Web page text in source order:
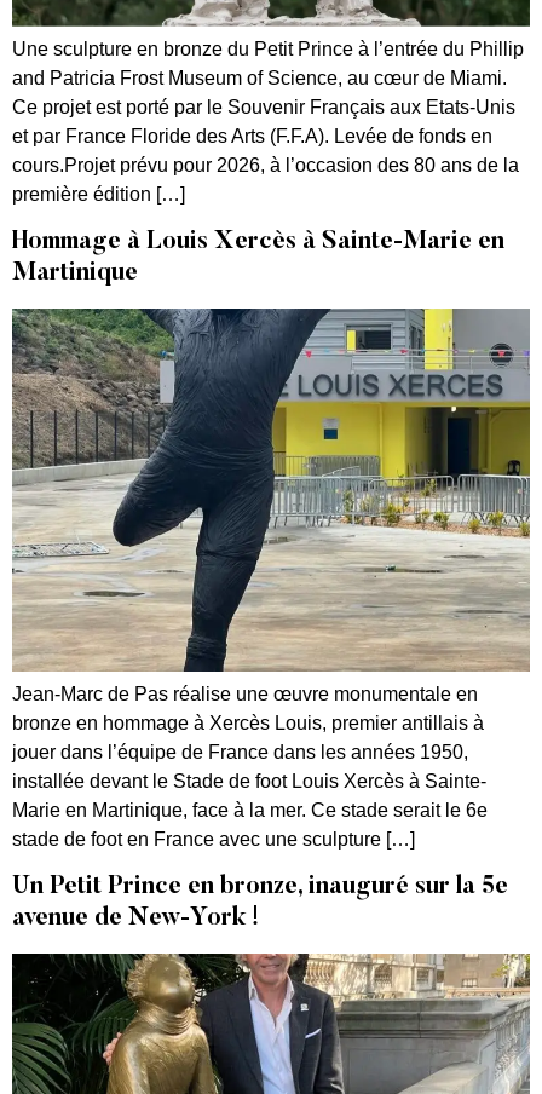
Une sculpture en bronze du Petit Prince à l’entrée du Phillip
and Patricia Frost Museum of Science, au cœur de Miami.
Ce projet est porté par le Souvenir Français aux Etats-Unis
et par France Floride des Arts (F.F.A). Levée de fonds en
cours.Projet prévu pour 2026, à l’occasion des 80 ans de la
première édition […]
Hommage à Louis Xercès à Sainte-Marie en
Martinique
Jean-Marc de Pas réalise une œuvre monumentale en
bronze en hommage à Xercès Louis, premier antillais à
jouer dans l’équipe de France dans les années 1950,
installée devant le Stade de foot Louis Xercès à Sainte-
Marie en Martinique, face à la mer. Ce stade serait le 6e
stade de foot en France avec une sculpture […]
Un Petit Prince en bronze, inauguré sur la 5e
avenue de New-York !